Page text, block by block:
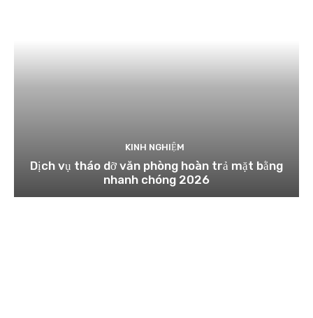
KINH NGHIỆM
Dịch vụ tháo dỡ văn phòng hoàn trả mặt bằng
nhanh chóng 2026